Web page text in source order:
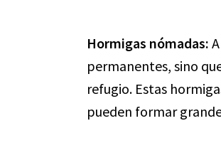
Hormigas nómadas:
permanentes, sino
refugio. Estas
pueden formar